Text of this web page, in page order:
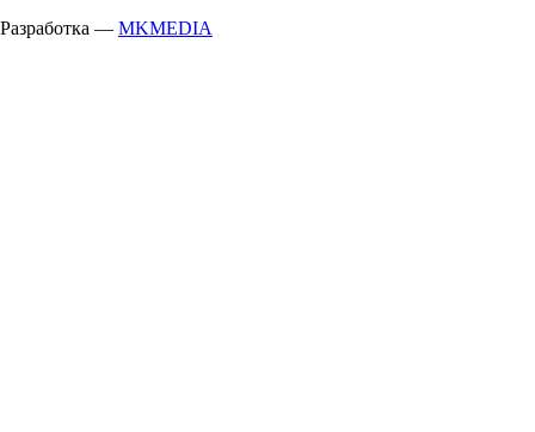
Разработка — MKMEDIA